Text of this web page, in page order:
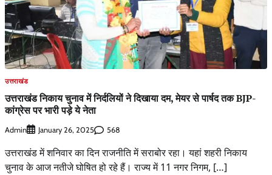
उत्तराखंड
उत्तराखंड निकाय चुनाव में निर्दलियों ने दिखाया दम, मेयर से पार्षद तक BJP-
कांग्रेस पर भारी पड़े ये नेता
Admin January 26, 2025 568
उत्तराखंड में शनिवार का दिन राजनीति में सराबोर रहा। यहां शहरी निकाय
चुनाव के आज नतीजे घोषित हो रहे हैं। राज्य में 11 नगर निगम, […]